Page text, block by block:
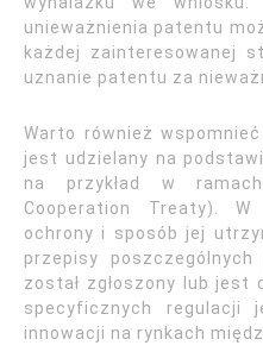
unieważnienia patentu
każdej zainteresowanej
uznanie patentu za
Warto również
jest udzielany na
na przykład w
Cooperation Treaty).
ochrony i sposób jej
przepisy
został zgłoszony lub jest
specyficznych regulacji
innowacji na rynkach